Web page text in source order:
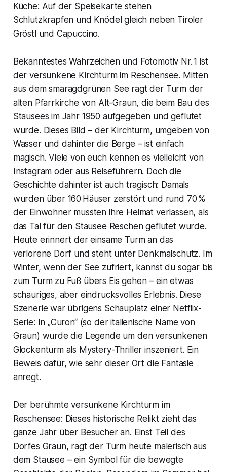
Küche: Auf der Speisekarte stehen
Schlutzkrapfen und Knödel gleich neben Tiroler
Gröstl und Capuccino.
Bekanntestes Wahrzeichen und Fotomotiv Nr. 1 ist
der versunkene Kirchturm im Reschensee. Mitten
aus dem smaragdgrünen See ragt der Turm der
alten Pfarrkirche von Alt-Graun, die beim Bau des
Stausees im Jahr 1950 aufgegeben und geflutet
wurde. Dieses Bild – der Kirchturm, umgeben von
Wasser und dahinter die Berge – ist einfach
magisch. Viele von euch kennen es vielleicht von
Instagram oder aus Reiseführern. Doch die
Geschichte dahinter ist auch tragisch: Damals
wurden über 160 Häuser zerstört und rund 70 %
der Einwohner mussten ihre Heimat verlassen, als
das Tal für den Stausee Reschen geflutet wurde.
Heute erinnert der einsame Turm an das
verlorene Dorf und steht unter Denkmalschutz. Im
Winter, wenn der See zufriert, kannst du sogar bis
zum Turm zu Fuß übers Eis gehen – ein etwas
schauriges, aber eindrucksvolles Erlebnis. Diese
Szenerie war übrigens Schauplatz einer Netflix-
Serie: In „Curon“ (so der italienische Name von
Graun) wurde die Legende um den versunkenen
Glockenturm als Mystery-Thriller inszeniert. Ein
Beweis dafür, wie sehr dieser Ort die Fantasie
anregt.
Der berühmte versunkene Kirchturm im
Reschensee: Dieses historische Relikt zieht das
ganze Jahr über Besucher an. Einst Teil des
Dorfes Graun, ragt der Turm heute malerisch aus
dem Stausee – ein Symbol für die bewegte